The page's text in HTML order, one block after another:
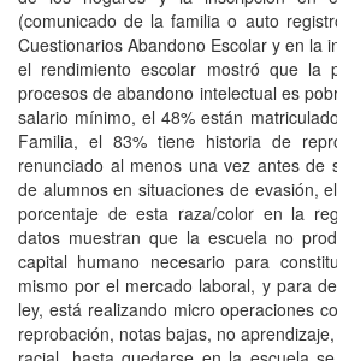
(comunicado de la familia o auto
Cuestionarios Abandono Escolar y en la
el rendimiento escolar mostró que la
procesos de abandono intelectual es
salario mínimo, el 48% están
Familia, el 83% tiene historia de
renunciado al menos una vez antes de
de alumnos en situaciones de evasión,
porcentaje de esta raza/color en la
datos muestran que la escuela no
capital humano necesario para
mismo por el mercado laboral, y para
ley, está realizando micro operaciones
reprobación, notas bajas, no